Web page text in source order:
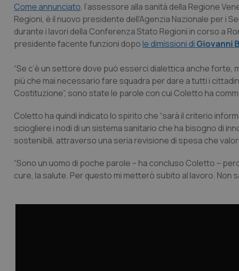
Come annunciato, l’assessore alla sanità della Regione
Regioni, è il nuovo presidente dell’Agenzia Nazionale per i
durante i lavori della Conferenza Stato Regioni in corso a
presidente facente funzioni dopole dimissioni di Giovanni
“Se c’è un settore dove può esserci dialettica anche
più che mai necessario fare squadra per dare a tutti i
Costituzione”, sono state le parole con cui Coletto ha
Coletto ha quindi indicato lo spirito che “sarà il criterio
sciogliere i nodi di un sistema sanitario che ha bisogno di
sostenibili, attraverso una seria revisione di spesa che
“Sono un uomo di poche parole – ha concluso Coletto –
cure, la salute. Per questo mi metterò subito al lavoro. Non